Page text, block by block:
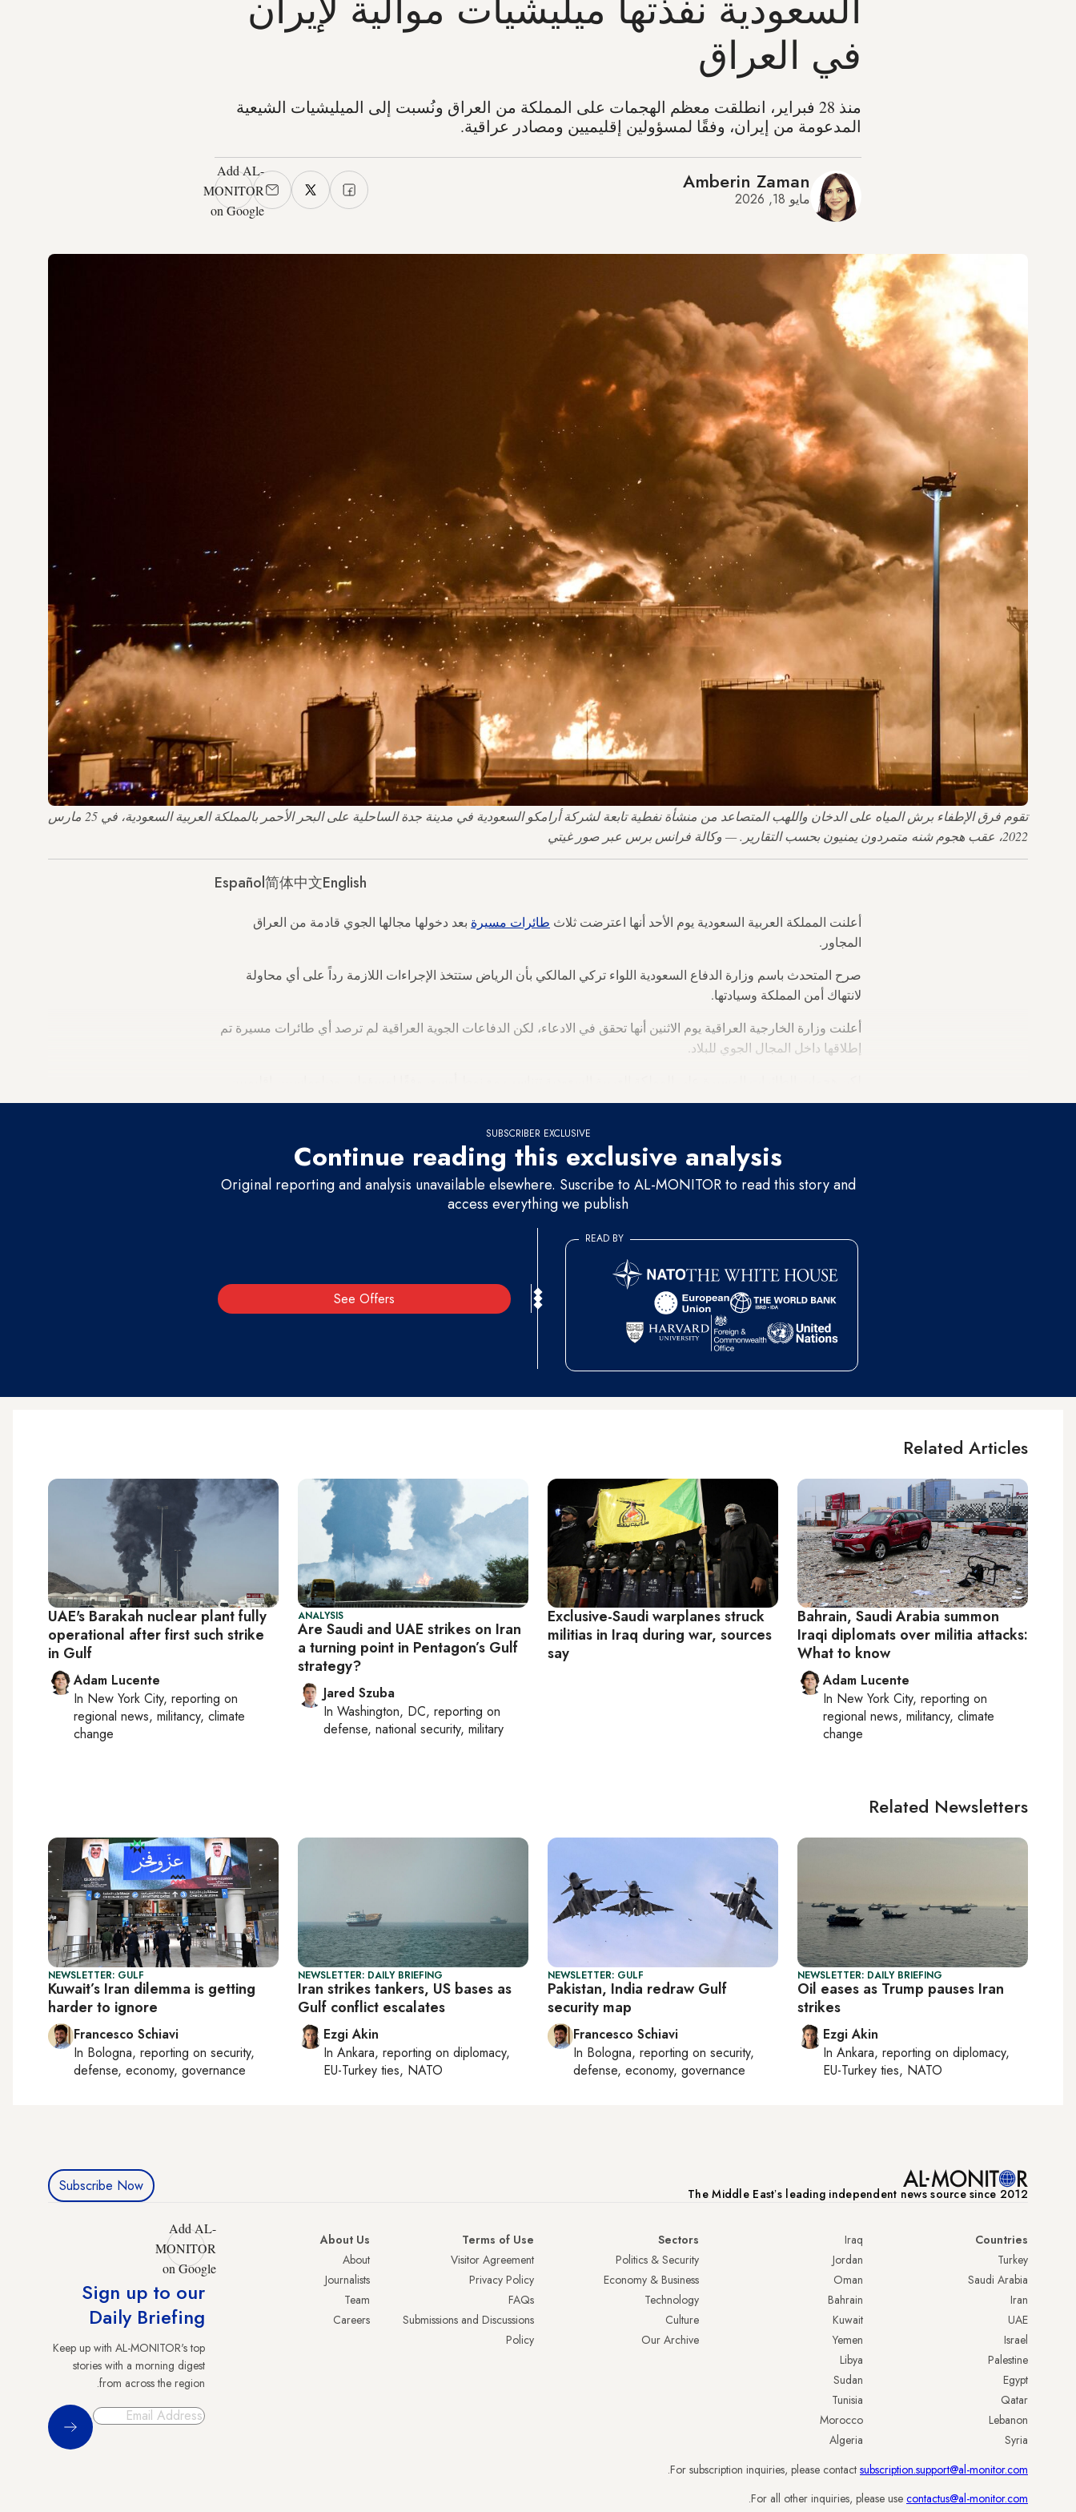
في العراق
منذ 28 فبراير، انطلقت معظم الهجمات على المملكة من العراق ونُسبت إلى الميليشيات الشيعية
المدعومة من إيران، وفقًا لمسؤولين إقليميين ومصادر عراقية.
Amberin Zaman
مايو 18, 2026
Add AL-
MONITOR
on Google
تقوم فرق الإطفاء برش المياه على الدخان واللهب المتصاعد من منشأة نفطية تابعة لشركة أرامكو السعودية في مدينة جدة الساحلية على البحر الأحمر بالمملكة العربية السعودية، في 25 مارس
2022، عقب هجوم شنه متمردون يمنيون بحسب التقارير. — وكالة فرانس برس عبر صور غيتي
English
简体中文
Español
أعلنت المملكة العربية السعودية يوم الأحد أنها اعترضت ثلاث طائرات مسيرة بعد دخولها مجالها الجوي قادمة من العراق
المجاور.
صرح المتحدث باسم وزارة الدفاع السعودية اللواء تركي المالكي بأن الرياض ستتخذ الإجراءات اللازمة رداً على أي محاولة
لانتهاك أمن المملكة وسيادتها.
أعلنت وزارة الخارجية العراقية يوم الاثنين أنها تحقق في الادعاء، لكن الدفاعات الجوية العراقية لم ترصد أي طائرات مسيرة تم
إطلاقها داخل المجال الجوي للبلاد.
SUBSCRIBER EXCLUSIVE
Continue reading this exclusive analysis
Original reporting and analysis unavailable elsewhere. Suscribe to AL-MONITOR to read this story and
access everything we publish
See Offers
READ BY
Related Articles
Bahrain, Saudi Arabia summon
Iraqi diplomats over militia attacks:
What to know
Adam Lucente
In New York City, reporting on
regional news, militancy, climate
change
Exclusive-Saudi warplanes struck
militias in Iraq during war, sources
say
ANALYSIS
Are Saudi and UAE strikes on Iran
a turning point in Pentagon’s Gulf
strategy?
Jared Szuba
In Washington, DC, reporting on
defense, national security, military
UAE's Barakah nuclear plant fully
operational after first such strike
in Gulf
Adam Lucente
In New York City, reporting on
regional news, militancy, climate
change
Related Newsletters
NEWSLETTER: DAILY BRIEFING
Oil eases as Trump pauses Iran
strikes
Ezgi Akin
In Ankara, reporting on diplomacy,
EU-Turkey ties, NATO
NEWSLETTER: GULF
Pakistan, India redraw Gulf
security map
Francesco Schiavi
In Bologna, reporting on security,
defense, economy, governance
NEWSLETTER: DAILY BRIEFING
Iran strikes tankers, US bases as
Gulf conflict escalates
Ezgi Akin
In Ankara, reporting on diplomacy,
EU-Turkey ties, NATO
NEWSLETTER: GULF
Kuwait’s Iran dilemma is getting
harder to ignore
Francesco Schiavi
In Bologna, reporting on security,
defense, economy, governance
The Middle Eastʼs leading independent news source since 2012
Subscribe Now
Countries
Turkey
Saudi Arabia
Iran
UAE
Israel
Palestine
Egypt
Qatar
Lebanon
Syria
Iraq
Jordan
Oman
Bahrain
Kuwait
Yemen
Libya
Sudan
Tunisia
Morocco
Algeria
Sectors
Politics & Security
Economy & Business
Technology
Culture
Our Archive
Terms of Use
Visitor Agreement
Privacy Policy
FAQs
Submissions and Discussions
Policy
About Us
About
Journalists
Team
Careers
Add AL-
MONITOR
on Google
Sign up to our
Daily Briefing
Keep up with AL-MONITOR's top
stories with a morning digest
from across the region.
Sign Up
For subscription inquiries, please contact subscription.support@al-monitor.com
.
For all other inquiries, please use contactus@al-monitor.com
.